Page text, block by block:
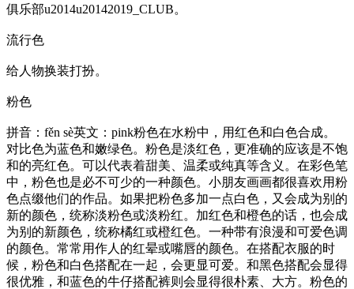
俱乐部u2014u20142019_CLUB。
流行色
给人物换装打扮。
粉色
拼音：fěn sè英文：pink粉色在水粉中，用红色和白色合成。
对比色为蓝色和嫩绿色。粉色是淡红色，更准确的应该是不饱
和的亮红色。可以代表着甜美、温柔或纯真等含义。在彩色笔
中，粉色也是必不可少的一种颜色。小朋友画画都很喜欢用粉
色点缀他们的作品。如果把粉色多加一点白色，又会成为别的
新的颜色，统称淡粉色或淡粉红。加红色和橙色的话，也会成
为别的新颜色，统称橘红或橙红色。一种带有浪漫和可爱色调
的颜色。常常用作人的红晕或嘴唇的颜色。在搭配衣服的时
候，粉色和白色搭配在一起，会更显可爱。和黑色搭配会显得
很优雅，和蓝色的牛仔搭配裤则会显得很朴素、大方。粉色的